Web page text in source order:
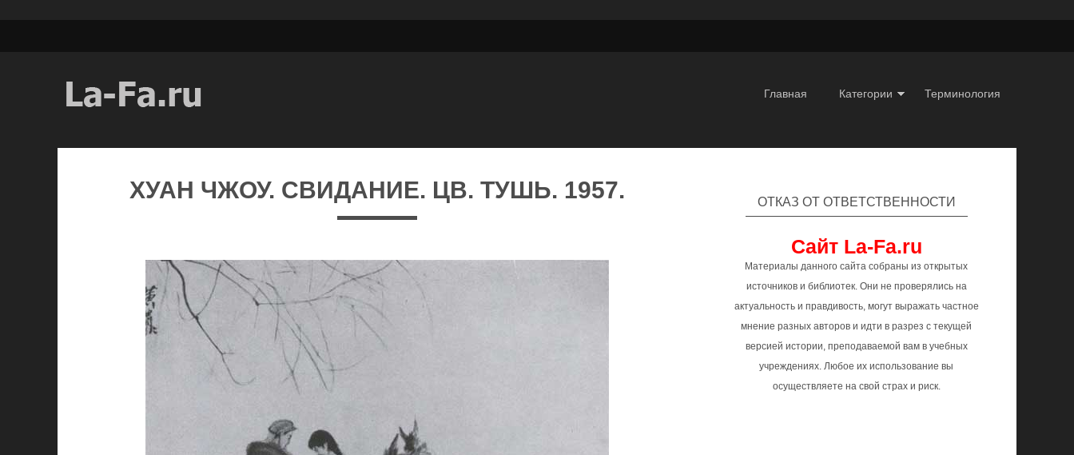
Главная Категории Терминология
ХУАН ЧЖОУ. СВИДАНИЕ. ЦВ. ТУШЬ. 1957. ОТКАЗ ОТ ОТВЕТСТВЕННОСТИ
Сайт La-Fa.ru
Материалы данного сайта собраны из открытых
источников и библиотек. Они не проверялись на
актуальность и правдивость, могут выражать частное
мнение разных авторов и идти в разрез с текущей
версией истории, преподаваемой вам в учебных
учреждениях. Любое их использование вы
осуществляете на свой страх и риск.